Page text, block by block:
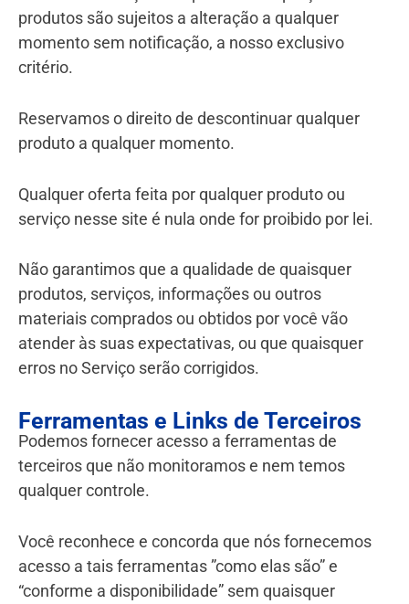
produtos são sujeitos a alteração a qualquer
momento sem notificação, a nosso exclusivo
critério.
Reservamos o direito de descontinuar qualquer
produto a qualquer momento.
Qualquer oferta feita por qualquer produto ou
serviço nesse site é nula onde for proibido por lei.
Não garantimos que a qualidade de quaisquer
produtos, serviços, informações ou outros
materiais comprados ou obtidos por você vão
atender às suas expectativas, ou que quaisquer
erros no Serviço serão corrigidos.
Ferramentas e Links de Terceiros
Podemos fornecer acesso a ferramentas de
terceiros que não monitoramos e nem temos
qualquer controle.
Você reconhece e concorda que nós fornecemos
acesso a tais ferramentas ”como elas são” e
“conforme a disponibilidade” sem quaisquer